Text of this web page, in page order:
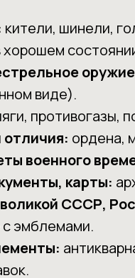
кители, шинели,
хорошем
виде).
противогазы,
отличия: ордена,
военного
карты:
СССР,
эмблемами.